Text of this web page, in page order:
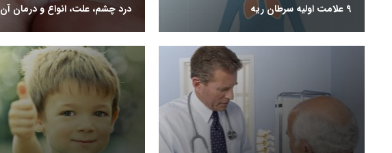
9 علامت اولیه سرطان ریه درد چشم، علت، انواع و درمان آن